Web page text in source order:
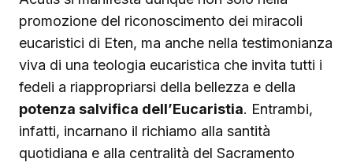
promozione del riconoscimento dei miracoli
eucaristici di Eten, ma anche nella testimonianza
viva di una teologia eucaristica che invita tutti i
fedeli a riappropriarsi della bellezza e della
potenza salvifica dell’Eucaristia. Entrambi,
infatti, incarnano il richiamo alla santità
quotidiana e alla centralità del Sacramento